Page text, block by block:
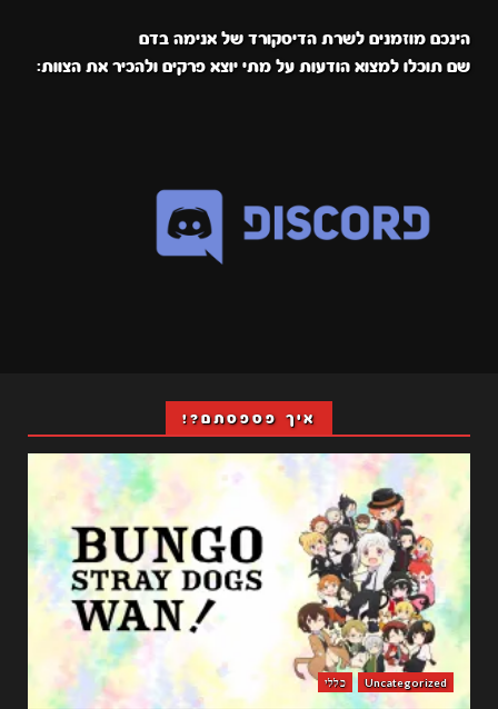
הינכם מוזמנים לשרת הדיסקורד של אנימה בדם
שם תוכלו למצוא הודעות על מתי יוצא פרקים ולהכיר את הצוות:
איך פספסתם?!
Uncategorized כללי